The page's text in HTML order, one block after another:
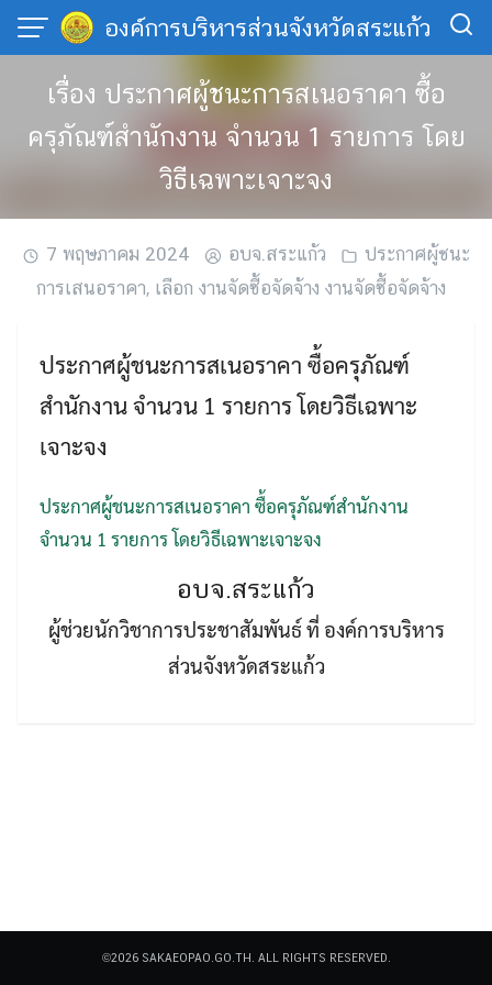
Skip
องค์การบริหารส่วนจังหวัดสระแก้ว
Search
เรื่อง ประกาศผู้ชนะการสเนอราคา ซื้อ
ครุภัณฑ์สำนักงาน จำนวน 1 รายการ โดย
วิธีเฉพาะเจาะจง
7 พฤษภาคม 2024 อบจ.สระแก้ว
ประกาศผู้ชนะ
การเสนอราคา, เลือก งานจัดซื้อจัดจ้าง งานจัดซื้อจัดจ้าง
ประกาศผู้ชนะการสเนอราคา ซื้อครุภัณฑ์
สำนักงาน จำนวน 1 รายการ โดยวิธีเฉพาะ
เจาะจง
ประกาศผู้ชนะการสเนอราคา ซื้อครุภัณฑ์สำนักงาน
จำนวน 1 รายการ โดยวิธีเฉพาะเจาะจง
อบจ.สระแก้ว
ผู้ช่วยนักวิชาการประชาสัมพันธ์ ที่ องค์การบริหาร
ส่วนจังหวัดสระแก้ว
©2026 SAKAEOPAO.GO.TH. ALL RIGHTS RESERVED.